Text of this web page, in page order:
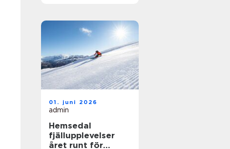
01. juni 2026
admin
Hemsedal
fjällupplevelser
året runt för